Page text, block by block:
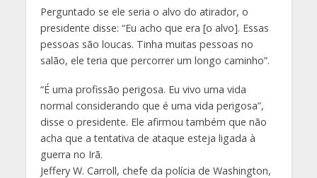
Perguntado se ele seria o alvo do atirador, o
presidente disse: “Eu acho que era [o alvo]. Essas
pessoas são loucas. Tinha muitas pessoas no
salão, ele teria que percorrer um longo caminho”.
“É uma profissão perigosa. Eu vivo uma vida
normal considerando que é uma vida perigosa”,
disse o presidente. Ele afirmou também que não
acha que a tentativa de ataque esteja ligada à
guerra no Irã.
Jeffery W. Carroll, chefe da polícia de Washington,